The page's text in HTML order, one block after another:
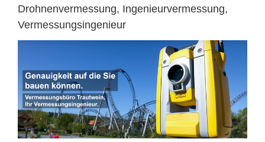
Drohnenvermessung, Ingenieurvermessung,
Vermessungsingenieur